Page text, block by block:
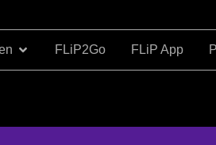
FLiP2Go FLiP App